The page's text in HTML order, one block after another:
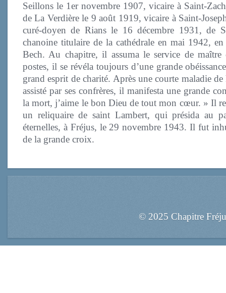
Seillons le 1er novembre 1907, vicaire à Saint-
de La Verdière le 9 août 1919, vicaire à Saint-
curé-doyen de Rians le 16 décembre 1931, de
chanoine titulaire de la cathédrale en mai 1942,
Bech. Au chapitre, il assuma le service de maître
postes, il se révéla toujours d’une grande
grand esprit de charité. Après une courte maladie
assisté par ses confrères, il manifesta une grande
la mort, j’aime le bon Dieu de tout mon cœur. » Il
un reliquaire de saint Lambert, qui présida au
éternelles, à Fréjus, le 29 novembre 1943. Il fut
de la grande croix.
© 2025 Chapitre